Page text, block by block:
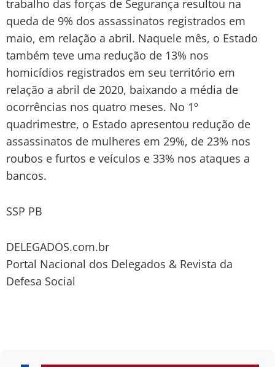
trabalho das forças de Segurança resultou na
queda de 9% dos assassinatos registrados em
maio, em relação a abril. Naquele mês, o Estado
também teve uma redução de 13% nos
homicídios registrados em seu território em
relação a abril de 2020, baixando a média de
ocorrências nos quatro meses. No 1º
quadrimestre, o Estado apresentou redução de
assassinatos de mulheres em 29%, de 23% nos
roubos e furtos e veículos e 33% nos ataques a
bancos.
SSP PB
DELEGADOS.com.br
Portal Nacional dos Delegados & Revista da
Defesa Social